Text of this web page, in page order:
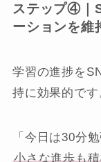
ステップ④｜
ーションを維
学習の進捗を
持に効果的です
「今日は30分
小さな進歩も